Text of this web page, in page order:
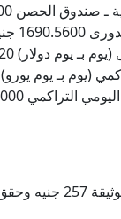
232.89000 جنيه مصري.
مصري.
أعلى أسعار صناديق الاستثمار بنك مصر.
يورو) 11.408950 يورو.
جنيه مصري.